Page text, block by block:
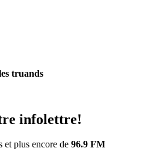
truands
infolettre!
et plus encore de 96.9 FM